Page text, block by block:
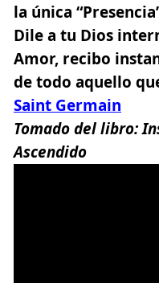
la única
Dile a tu Dios
Amor, recibo
de todo aquello
Saint Germain
Tomado del libro:
Ascendido